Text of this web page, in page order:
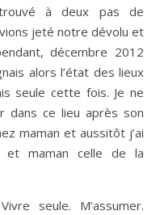
à deux pas de
jeté notre dévolu et
décembre 2012
alors l’état des lieux
seule cette fois. Je ne
dans ce lieu après son
maman et aussitôt j’ai
et maman celle de la
seule. M’assumer.